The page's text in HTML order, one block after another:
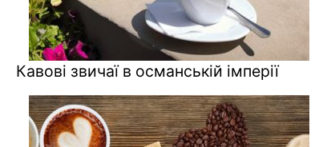
Кавові звичаї в османській імперії